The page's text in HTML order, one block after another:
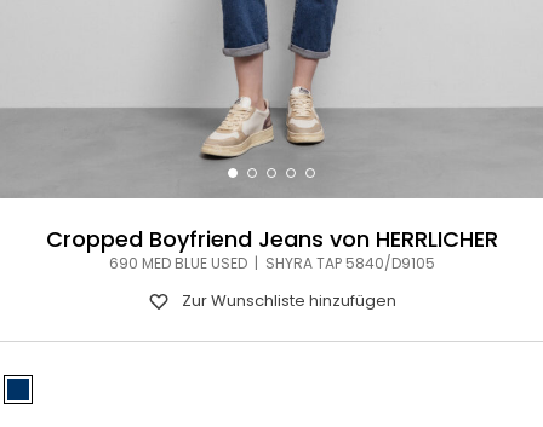
Cropped Boyfriend Jeans von HERRLICHER
690 MED BLUE USED | SHYRA TAP 5840/D9105
Zur Wunschliste hinzufügen